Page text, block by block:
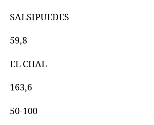
SALSIPUEDES
59,8
EL CHAL
163,6
50-100